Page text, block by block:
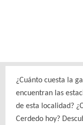
¿Cuánto cuesta la
encuentran las
de esta localidad?
Cerdedo hoy?